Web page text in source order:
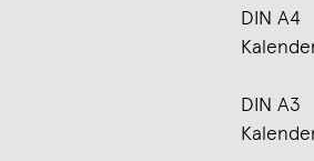
DIN A4
DIN A3